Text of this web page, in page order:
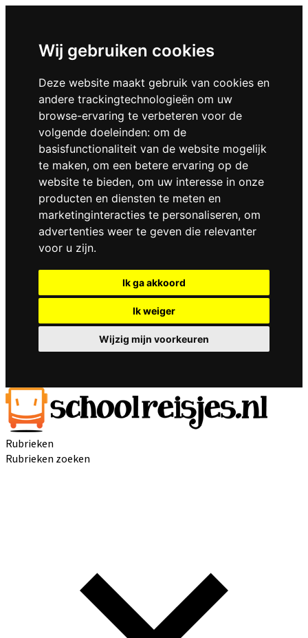
Wij gebruiken cookies
Deze website maakt gebruik van cookies en
andere trackingtechnologieën om uw
browse-ervaring te verbeteren voor de
volgende doeleinden: om de
basisfunctionaliteit van de website mogelijk
te maken, om een betere ervaring op de
website te bieden, om uw interesse in onze
producten en diensten te meten en
marketinginteracties te personaliseren, om
advertenties weer te geven die relevanter
voor u zijn.
Ik ga akkoord
Ik weiger
Wijzig mijn voorkeuren
Rubrieken
Rubrieken zoeken